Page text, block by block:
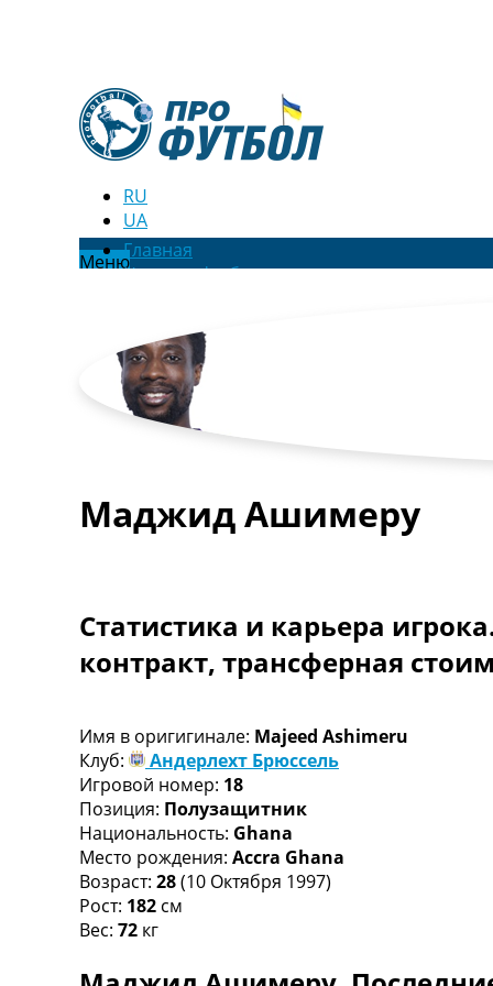
RU
UA
МенюГлавная
Новости футбола
Новости футбола Украины
Последние комментарии
Конкурс прогнозов
Логин
Рейтинги
Турниры
Чемпионат Мира
Англия. Премьер Лига
Испания. Ла Лига
Другие Турниры >>>
Таблицы групп Чемпионата Мира
Украина. Премьер-Лига
Украина. Первая Лига
Лига Чемпионов. Таблицы групп
Англия. Премьер-Лига
Испания. Ла Лига
Все таблицы >>>
Рейтинги
Рейтинг ФИФА
Маджид Ашимеру
Статистика и карьера
контракт, трансферная
Имя в оригигинале: Majeed Ashimeru
Клуб:
Андерлехт Брюссель
Игровой номер: 18
Позиция: Полузащитник
Национальность: Ghana
Место рождения: Accra Ghana
Возраст: 28(10 Октября 1997)
Рост: 182 см
Вес: 72 кг